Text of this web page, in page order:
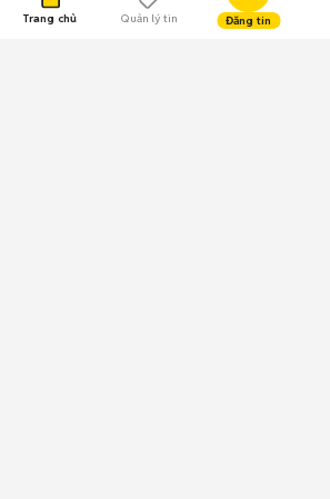
Trang chủ Quản lý tin Đăng tin